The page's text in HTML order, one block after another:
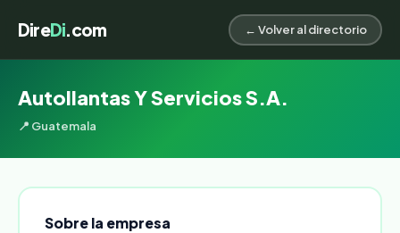
DireDi.com ← Volver al directorio
Autollantas Y Servicios S.A.
📍 Guatemala
Sobre la empresa